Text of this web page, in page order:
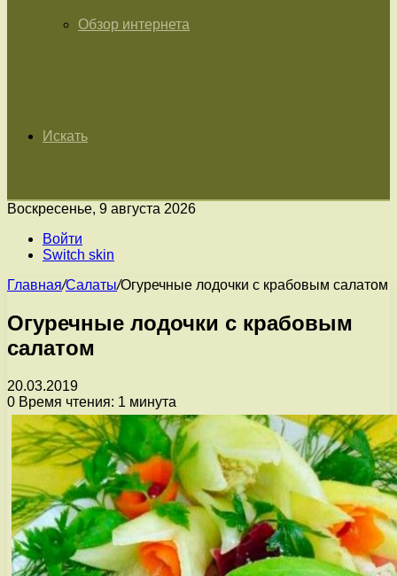
Обзор интернета
Искать
Воскресенье, 9 августа 2026
Войти
Switch skin
Главная/Салаты/Огуречные лодочки с крабовым салатом
Огуречные лодочки с крабовым
салатом
20.03.2019
0 Время чтения: 1 минута